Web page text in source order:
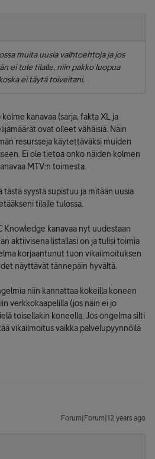
muita uusia vaihtoehtoja ja jos
ei tule tilalle, niin pakko luopua
ei täytä toiveitani.
kanavaa (sarja, fakta XL ja
ovat olleet vähäisiä. Näin
resursseja käytettäväksi muiden
Ei ole tietoa onko näiden kolmen
MTV:n toimesta.
tästä syystä supistuu ja mitään uusia
tilalle tulossa.
Knowledge kanavaa nyt uudestaan
aktiivisena listallasi on ja tulisi toimia
korjaantunut tuon vikailmoituksen
näyttävät tännepäin hyvältä.
niin kannattaa kokeilla koneen
verkkokaapelilla (jos näin ei jo
toisellakin koneella. Jos ongelma silti
vikailmoitus vaikka palvelupyynnöllä
Forum|Forum|12 years ago